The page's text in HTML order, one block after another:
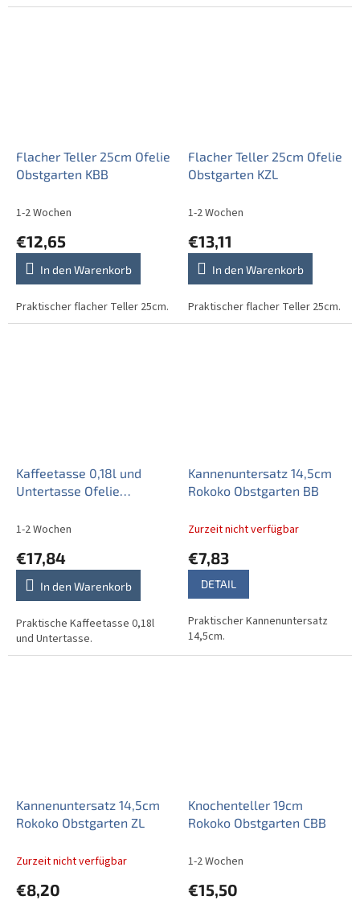
Flacher Teller 25cm Ofelie
Obstgarten KBB
1-2 Wochen
€12,65
In den Warenkorb
Praktischer flacher Teller 25cm.
Flacher Teller 25cm Ofelie
Obstgarten KZL
1-2 Wochen
€13,11
In den Warenkorb
Praktischer flacher Teller 25cm.
Kaffeetasse 0,18l und
Untertasse Ofelie
1-2 Wochen
€17,84
In den Warenkorb
Praktische Kaffeetasse 0,18l
und Untertasse.
Kannenuntersatz 14,5cm
Rokoko Obstgarten BB
Zurzeit nicht verfügbar
€7,83
DETAIL
Praktischer Kannenuntersatz
14,5cm.
Kannenuntersatz 14,5cm
Rokoko Obstgarten ZL
Zurzeit nicht verfügbar
€8,20
Knochenteller 19cm
Rokoko Obstgarten CBB
1-2 Wochen
€15,50